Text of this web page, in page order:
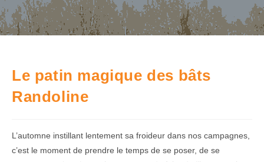
Le patin magique des bâts
Randoline
L’automne instillant lentement sa froideur dans nos campagnes,
c’est le moment de prendre le temps de se poser, de se